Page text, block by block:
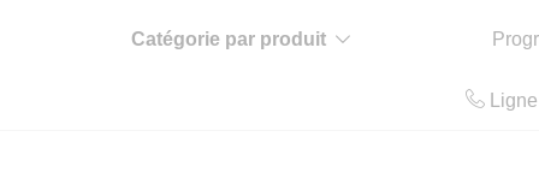
Catégorie par produit